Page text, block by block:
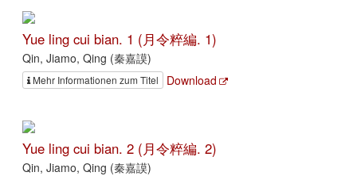
Yue ling cui bian. 1 (月令粹編. 1)
Qin, Jiamo, Qing (秦嘉謨)
Mehr Informationen zum Titel Download
Yue ling cui bian. 2 (月令粹編. 2)
Qin, Jiamo, Qing (秦嘉謨)